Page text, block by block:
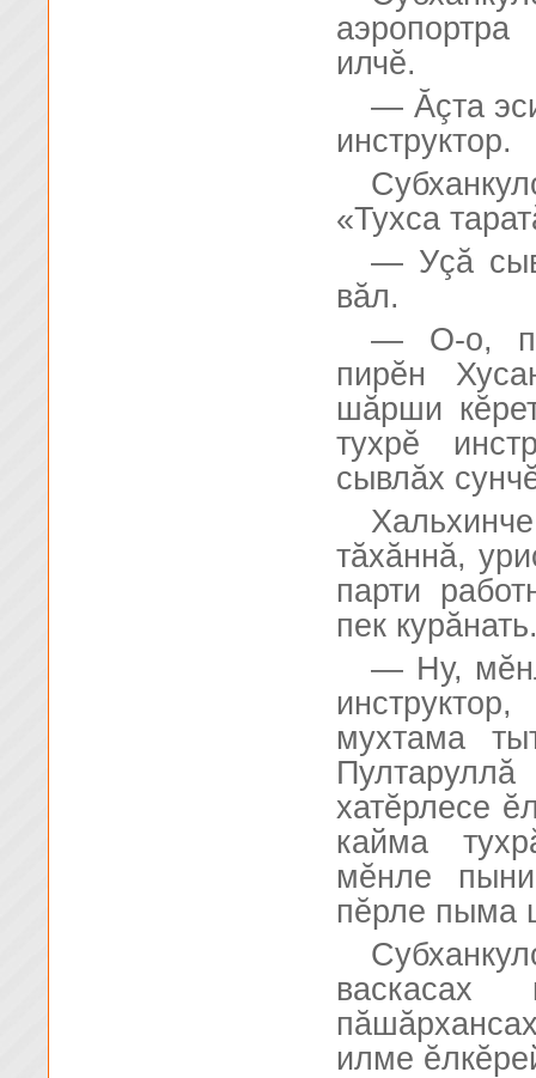
илчĕ.
— Ăçта
инструктор.
«Тухса
— Уçă
вăл.
— О-о,
пирĕн
шăрши
тухрĕ
сывлăх
тăхăннă,
парти
пек
— Ну,
мухтама
хатĕрлесе
кайма
мĕнле
пĕрле пыма
илме